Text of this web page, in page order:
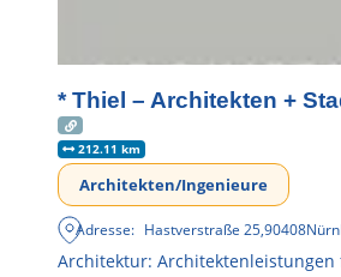
* Thiel – Architekten +
212.11 km
Architekten/Ingenieure
Adresse: Hastverstraße 25,90408
Architektur: